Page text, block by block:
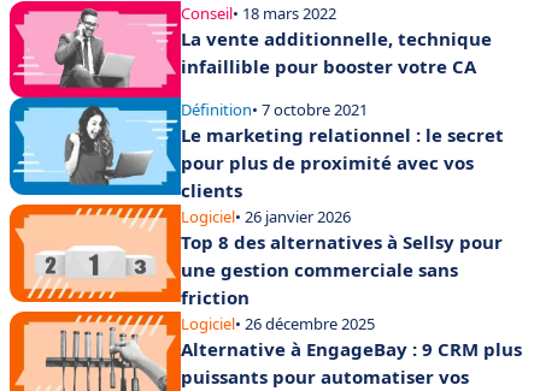
Conseil• 18 mars 2022
La vente additionnelle, technique
infaillible pour booster votre CA
Définition• 7 octobre 2021
Le marketing relationnel : le secret
pour plus de proximité avec vos
clients
Logiciel• 26 janvier 2026
Top 8 des alternatives à Sellsy pour
une gestion commerciale sans
friction
Logiciel• 26 décembre 2025
Alternative à EngageBay : 9 CRM plus
puissants pour automatiser vos